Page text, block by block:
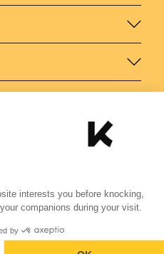
-15 % ?
K+
aan mandje
interests you before knocking,
companions during your visit.
by